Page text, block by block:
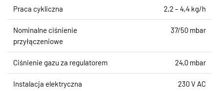
Praca cykliczna 2,2 – 4,4 kg/h
Nominalne ciśnienie
przyłączeniowe
37/50 mbar
Ciśnienie gazu za regulatorem 24,0 mbar
Instalacja elektryczna 230 V AC